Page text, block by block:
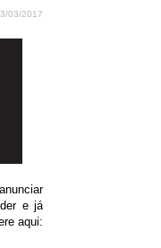
03/2017
e já
aqui: